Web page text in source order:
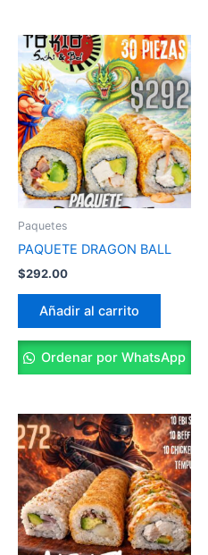
Paquetes
PAQUETE DRAGON BALL
$292.00
Añadir al carrito
Ordenar por WhatsApp